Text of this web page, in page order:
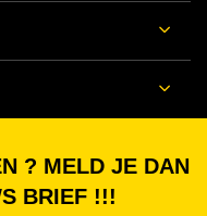
? MELD JE DAN
BRIEF !!!